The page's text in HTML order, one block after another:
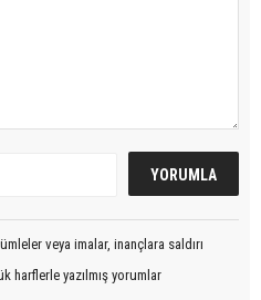
veya imalar, inançlara saldırı
harflerle yazılmış yorumlar